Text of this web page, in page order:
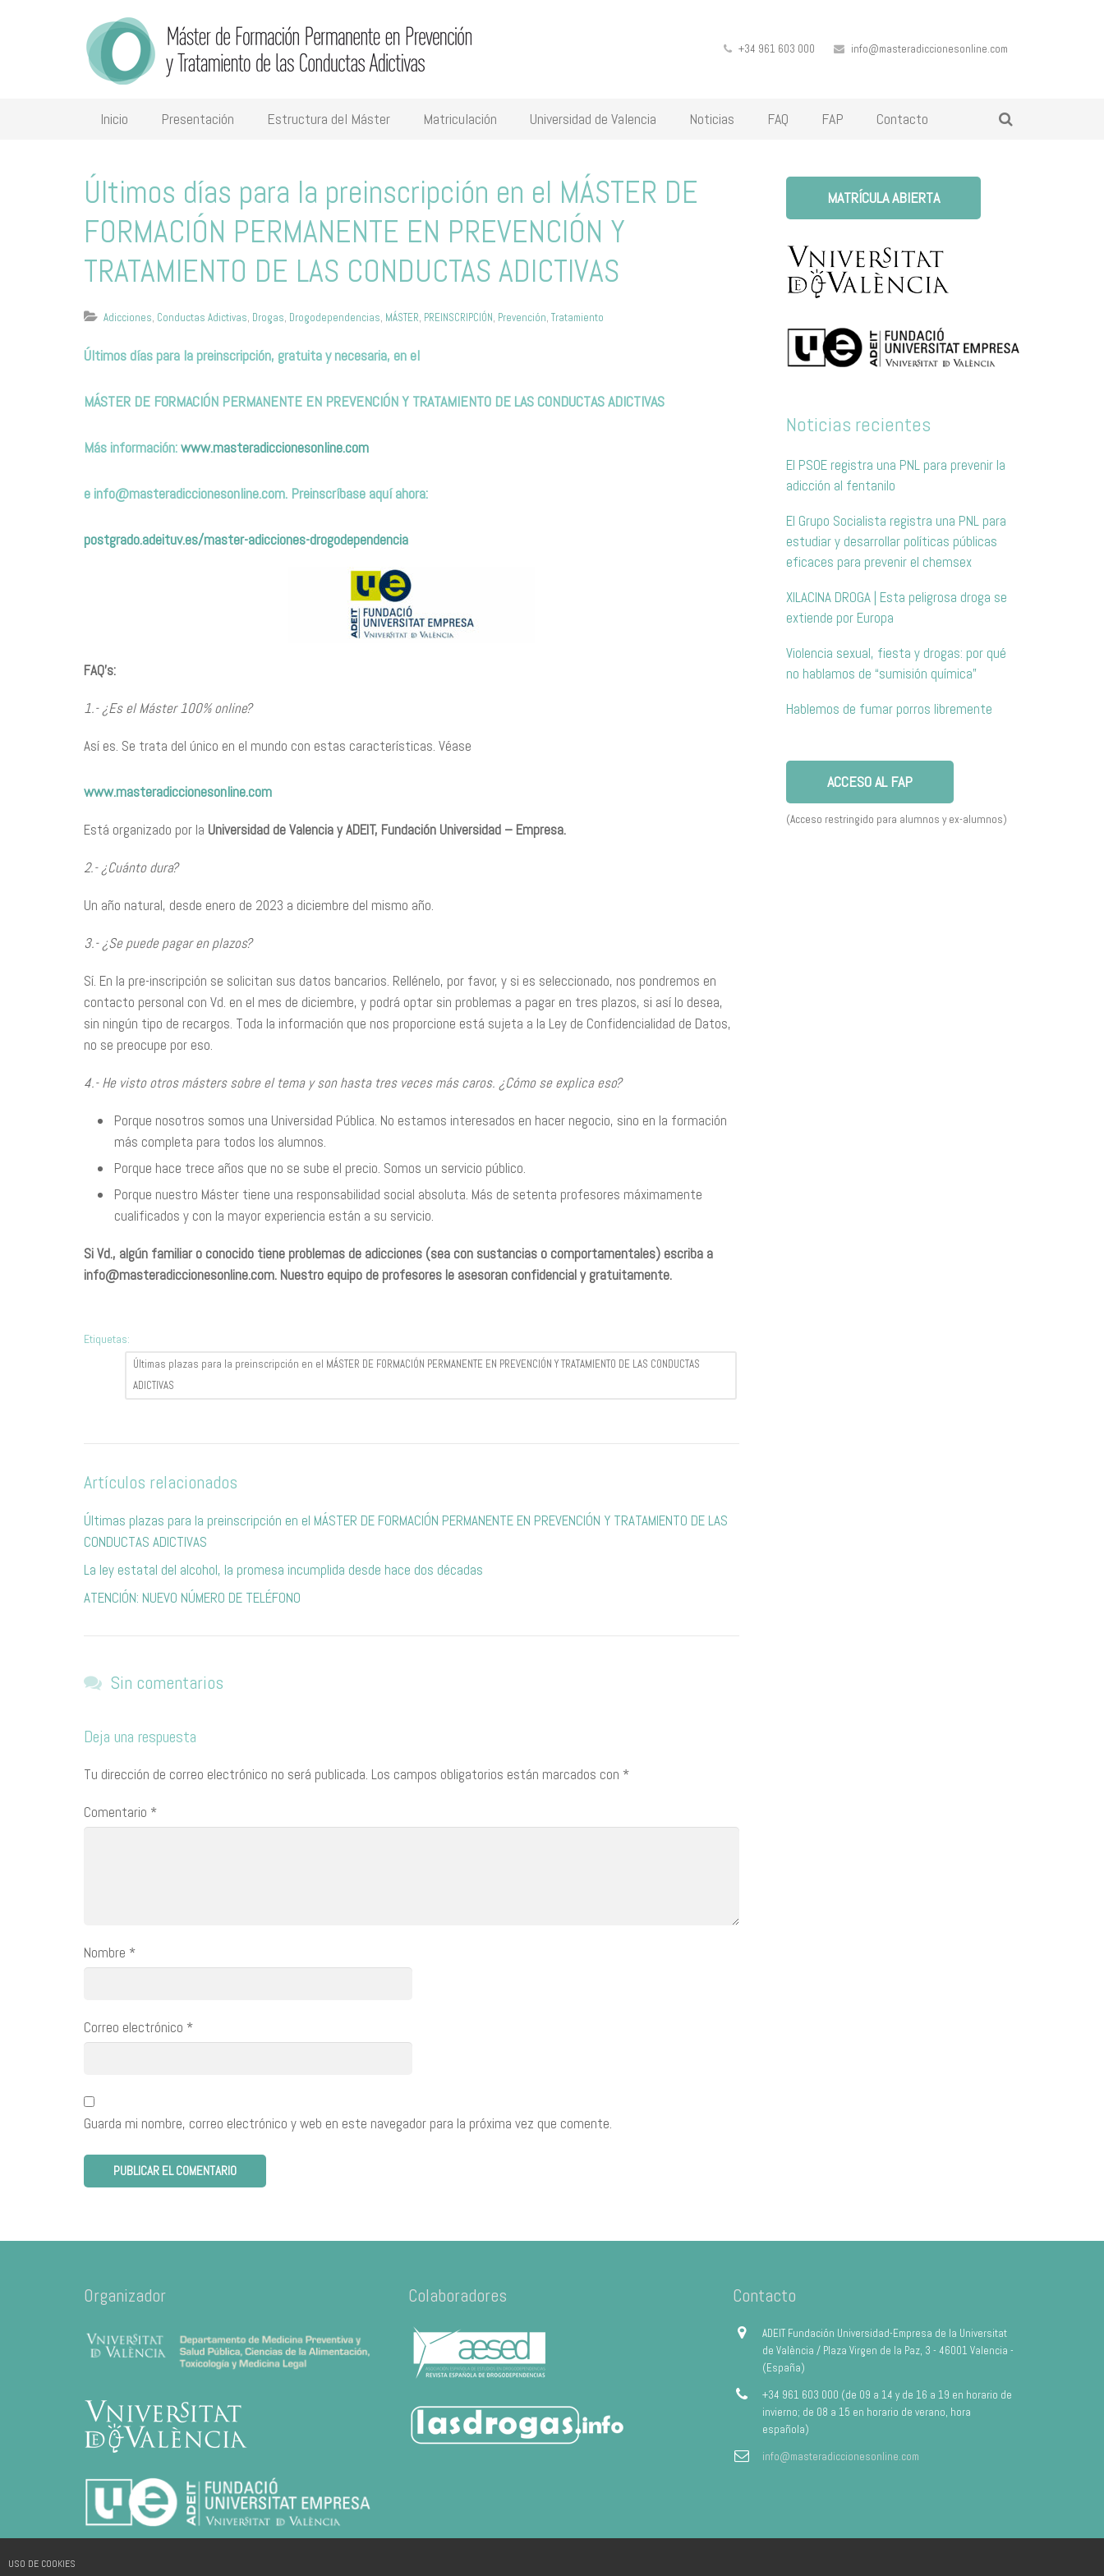
USO DE COOKIES
+34 961 603 000 info@masteradiccionesonline.com
Inicio Presentación Estructura del Máster Matriculación Universidad de Valencia Noticias FAQ FAP Contacto
Últimos días para la preinscripción en el MÁSTER DE
FORMACIÓN PERMANENTE EN PREVENCIÓN Y
TRATAMIENTO DE LAS CONDUCTAS ADICTIVAS
Adicciones, Conductas Adictivas, Drogas, Drogodependencias, MÁSTER, PREINSCRIPCIÓN, Prevención, Tratamiento
Últimos días para la preinscripción, gratuita y necesaria, en el
MÁSTER DE FORMACIÓN PERMANENTE EN PREVENCIÓN Y TRATAMIENTO DE LAS CONDUCTAS ADICTIVAS
Más información:www.masteradiccionesonline.com
e info@masteradiccionesonline.com. Preinscríbase aquí ahora:
postgrado.adeituv.es/master-adicciones-drogodependencia
FAQ’s:
1.- ¿Es el Máster 100% online?
Así es. Se trata del único en el mundo con estas características. Véase
www.masteradiccionesonline.com
Está organizado por la Universidad de Valencia y ADEIT, Fundación Universidad – Empresa.
2.- ¿Cuánto dura?
Un año natural, desde enero de 2023 a diciembre del mismo año.
3.- ¿Se puede pagar en plazos?
Sí. En la pre-inscripción se solicitan sus datos bancarios. Rellénelo, por favor, y si es seleccionado, nos pondremos en
contacto personal con Vd. en el mes de diciembre, y podrá optar sin problemas a pagar en tres plazos, si así lo desea,
sin ningún tipo de recargos. Toda la información que nos proporcione está sujeta a la Ley de Confidencialidad de Datos,
no se preocupe por eso.
4.- He visto otros másters sobre el tema y son hasta tres veces más caros. ¿Cómo se explica eso?
Porque nosotros somos una Universidad Pública. No estamos interesados en hacer negocio, sino en la formación
más completa para todos los alumnos.
Porque hace trece años que no se sube el precio. Somos un servicio público.
Porque nuestro Máster tiene una responsabilidad social absoluta. Más de setenta profesores máximamente
cualificados y con la mayor experiencia están a su servicio.
Si Vd., algún familiar o conocido tiene problemas de adicciones (sea con sustancias o comportamentales) escriba a
info@masteradiccionesonline.com. Nuestro equipo de profesores le asesoran confidencial y gratuitamente.
Etiquetas:
Últimas plazas para la preinscripción en el MÁSTER DE FORMACIÓN PERMANENTE EN PREVENCIÓN Y TRATAMIENTO DE LAS CONDUCTAS
ADICTIVAS
Artículos relacionados
Últimas plazas para la preinscripción en el MÁSTER DE FORMACIÓN PERMANENTE EN PREVENCIÓN Y TRATAMIENTO DE LAS
CONDUCTAS ADICTIVAS
La ley estatal del alcohol, la promesa incumplida desde hace dos décadas
ATENCIÓN: NUEVO NÚMERO DE TELÉFONO
Sin comentarios
Deja una respuesta
Tu dirección de correo electrónico no será publicada. Los campos obligatorios están marcados con *
Comentario *
Nombre *
Correo electrónico *
Guarda mi nombre, correo electrónico y web en este navegador para la próxima vez que comente.
MATRÍCULA ABIERTA
Noticias recientes
El PSOE registra una PNL para prevenir la
adicción al fentanilo
El Grupo Socialista registra una PNL para
estudiar y desarrollar políticas públicas
eficaces para prevenir el chemsex
XILACINA DROGA | Esta peligrosa droga se
extiende por Europa
Violencia sexual, fiesta y drogas: por qué
no hablamos de “sumisión química”
Hablemos de fumar porros libremente
ACCESO AL FAP
(Acceso restringido para alumnos y ex-alumnos)
Organizador Colaboradores Contacto
ADEIT Fundación Universidad-Empresa de la Universitat
de València / Plaza Virgen de la Paz, 3 - 46001 Valencia -
(España)
+34 961 603 000 (de 09 a 14 y de 16 a 19 en horario de
invierno; de 08 a 15 en horario de verano, hora
española)
info@masteradiccionesonline.com